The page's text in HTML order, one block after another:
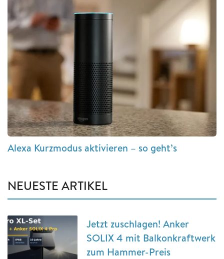
Alexa Kurzmodus aktivieren – so geht’s
NEUESTE ARTIKEL
Jetzt zuschlagen! Anker
SOLIX 4 mit Balkonkraftwerk
zum Hammer-Preis